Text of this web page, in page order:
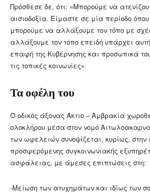
Πρόσθεσε δε, ότι: «Μπορούμε να
αισιοδοξία. Είμαστε σε μία περίοδο
μπορούμε να αλλάξουμε τον τόπο με
αλλάξουμε τον τόπο επειδή υπάρχει
επαφή της Κυβέρνησης και προσωπικά
τις τοπικές κοινωνίες».
Τα οφέλη του
Ο οδικός άξονας Άκτιο – Αμβρακία
ολοκλήρου μέσα στον νομό
των ωφελειών συνοψίζεται, κυρίως, στην
προσφερόμενης συγκοινωνιακής
ασφάλειας, με άμεσες επιπτώσεις στη:
-Μείωση των ατυχημάτων και ιδίως των